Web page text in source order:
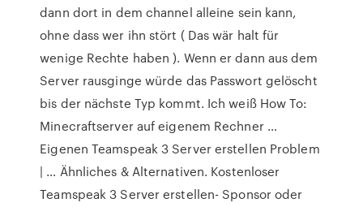
dann dort in dem channel alleine sein kann,
ohne dass wer ihn stört ( Das wär halt für
wenige Rechte haben ). Wenn er dann aus dem
Server rausginge würde das Passwort gelöscht
bis der nächste Typ kommt. Ich weiß How To:
Minecraftserver auf eigenem Rechner …
Eigenen Teamspeak 3 Server erstellen Problem
| … Ähnliches & Alternativen. Kostenloser
Teamspeak 3 Server erstellen- Sponsor oder